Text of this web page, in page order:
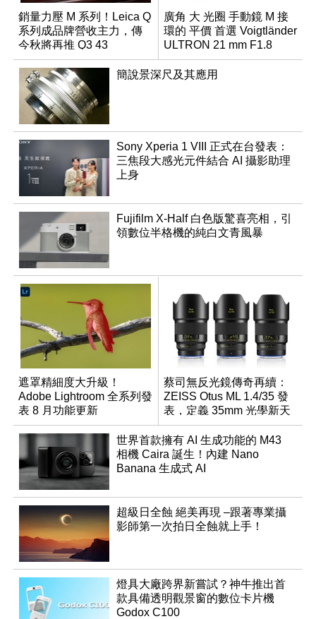
銷量力壓 M 系列！Leica Q
系列成品牌營收主力，傳
今秋將再推 Q3 43
Monochrom
廣角 大 光圈 手動鏡 M 接
環的 平價 首選 Voigtländer
ULTRON 21 mm F1.8
Aspherical
簡說景深尺及其應用
Sony Xperia 1 VIII 正式在台發表：
三焦段大感光元件結合 AI 攝影助理
上身
Fujifilm X-Half 白色版驚喜亮相，引
領數位半格機的純白文青風暴
遮罩精細度大升級！
Adobe Lightroom 全系列發
表 8 月功能更新
蔡司無反光鏡傳奇再續：
ZEISS Otus ML 1.4/35 發
表，定義 35mm 光學新天
花板
世界首款擁有 AI 生成功能的 M43
相機 Caira 誕生！內建 Nano
Banana 生成式 AI
超級日全蝕 絕美再現 –跟著專業攝
影師第一次拍日全蝕就上手！
燈具大廠跨界新嘗試？神牛推出首
款具備透明觀景窗的數位卡片機
Godox C100